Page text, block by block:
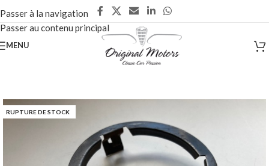
Passer à la navigation
Passer au contenu principal
MENU
RUPTURE DE STOCK